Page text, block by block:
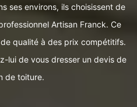
ses environs, ils choisissent de
Artisan Franck. Ce
qualité à des prix compétitifs.
lui de vous dresser un devis de
de toiture.